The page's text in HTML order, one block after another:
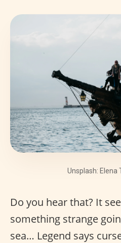
Unsplash: Elena
Do you hear that? It
something strange
sea… Legend says